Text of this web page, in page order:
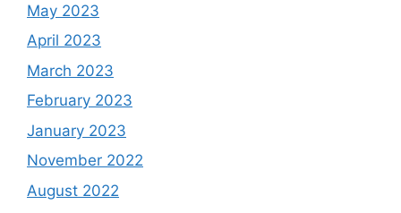
May 2023
April 2023
March 2023
February 2023
January 2023
November 2022
August 2022